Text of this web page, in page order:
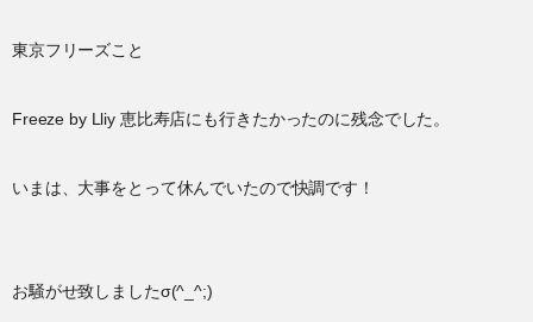
東京フリーズこと
Freeze by Lliy 恵比寿店にも行きたかったのに残念でした。
いまは、大事をとって休んでいたので快調です！
お騒がせ致しましたσ(^_^;)